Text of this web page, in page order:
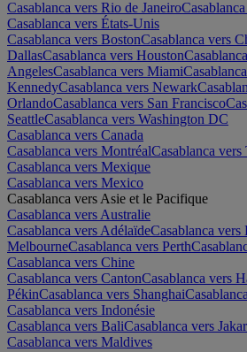
Casablanca vers Rio de Janeiro
Casablanca vers États-Unis
Casablanca vers BostonCasablanca vers
DallasCasablanca vers Houston
AngelesCasablanca vers Miami
KennedyCasablanca vers Newark
OrlandoCasablanca vers San Francisco
SeattleCasablanca vers Washington DC
Casablanca vers Canada
Casablanca vers MontréalCasablanca vers
Casablanca vers Mexique
Casablanca vers Mexico
Casablanca vers Asie et le Pacifique
Casablanca vers Australie
Casablanca vers AdélaïdeCasablanca vers
MelbourneCasablanca vers Perth
Casablanca vers Chine
Casablanca vers CantonCasablanca vers
PékinCasablanca vers Shanghai
Casablanca vers Indonésie
Casablanca vers BaliCasablanca vers
Casablanca vers Maldives